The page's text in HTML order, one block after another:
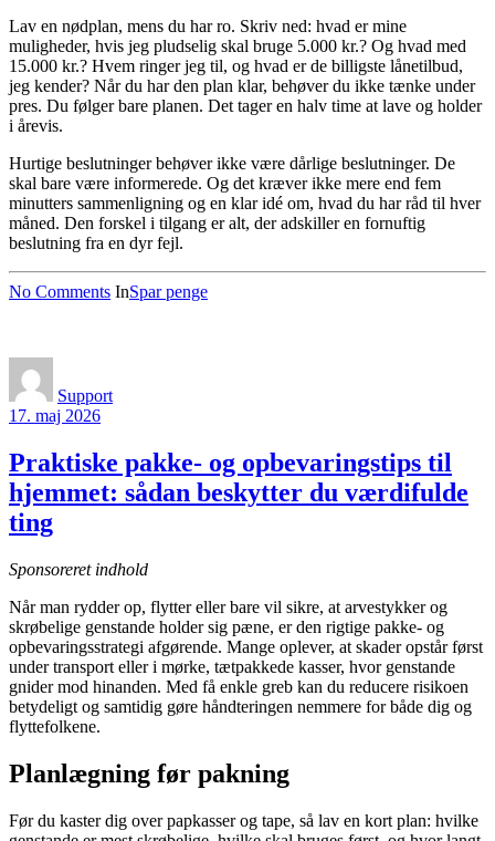
Lav en nødplan, mens du har ro. Skriv ned: hvad er mine
muligheder, hvis jeg pludselig skal bruge 5.000 kr.? Og hvad med
15.000 kr.? Hvem ringer jeg til, og hvad er de billigste lånetilbud,
jeg kender? Når du har den plan klar, behøver du ikke tænke under
pres. Du følger bare planen. Det tager en halv time at lave og holder
i årevis.
Hurtige beslutninger behøver ikke være dårlige beslutninger. De
skal bare være informerede. Og det kræver ikke mere end fem
minutters sammenligning og en klar idé om, hvad du har råd til hver
måned. Den forskel i tilgang er alt, der adskiller en fornuftig
beslutning fra en dyr fejl.
No Comments InSpar penge
Support
17. maj 2026
Praktiske pakke- og opbevaringstips til
hjemmet: sådan beskytter du værdifulde
ting
Sponsoreret indhold
Når man rydder op, flytter eller bare vil sikre, at arvestykker og
skrøbelige genstande holder sig pæne, er den rigtige pakke- og
opbevaringsstrategi afgørende. Mange oplever, at skader opstår først
under transport eller i mørke, tætpakkede kasser, hvor genstande
gnider mod hinanden. Med få enkle greb kan du reducere risikoen
betydeligt og samtidig gøre håndteringen nemmere for både dig og
flyttefolkene.
Planlægning før pakning
Før du kaster dig over papkasser og tape, så lav en kort plan: hvilke